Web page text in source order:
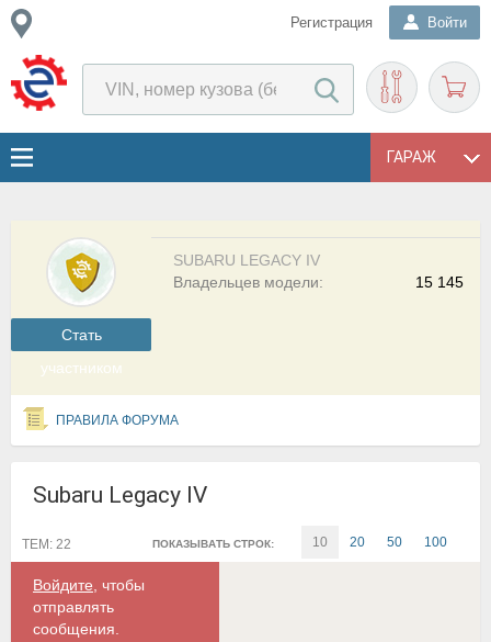
Регистрация Войти
ГАРАЖ
Cтать
участником
SUBARU LEGACY IV
15 145
Владельцев модели:
ПРАВИЛА ФОРУМА
Subaru Legacy IV
ПОКАЗЫВАТЬ СТРОК: 10 20 50 100
ТЕМ: 22
Войдите , чтобы
отправлять
сообщения.